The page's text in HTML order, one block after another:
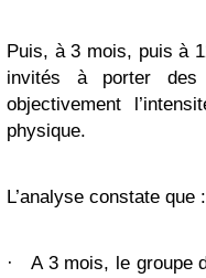
Puis, à 3 mois, puis à
invités à porter des
objectivement
physique.
L’analyse constate que :
·
A 3 mois, le groupe